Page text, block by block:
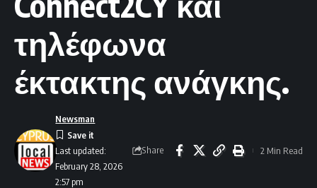
τηλέφωνα
έκτακτης ανάγκης.
Last updated:
February 28, 2026
2:57 pm
Newsman
Share 2 Min Read